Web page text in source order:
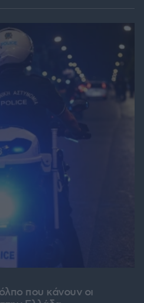
που κάνουν οι